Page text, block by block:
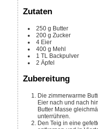
Zutaten
250 g Butter
200 g Zucker
4 Eier
400 g Mehl
1 TL
Backpulver
2 Äpfel
Zubereitung
Die zimmerwarme Butter und den Zucker gut mischen. Die
Eier nach und nach
Butter Masse
unterrühren.
Den Teig in eine gefettete Form geben. Die Äpfel schälen,